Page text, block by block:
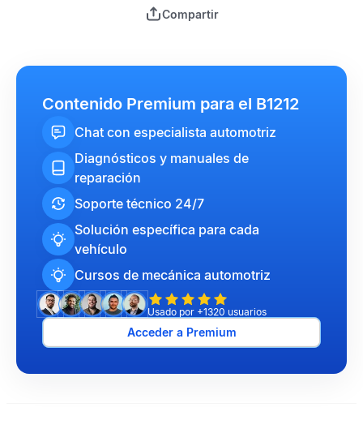
Compartir
Contenido Premium para el B1212
Chat con especialista automotriz
Diagnósticos y manuales de
reparación
Soporte técnico 24/7
Solución específica para cada
vehículo
Cursos de mecánica automotriz
Usado por +1320 usuarios
Acceder a Premium